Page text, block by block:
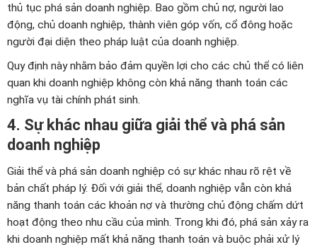
thủ tục phá sản doanh nghiệp. Bao gồm chủ nợ, người lao
động, chủ doanh nghiệp, thành viên góp vốn, cổ đông hoặc
người đại diện theo pháp luật của doanh nghiệp.
Quy định này nhằm bảo đảm quyền lợi cho các chủ thể có liên
quan khi doanh nghiệp không còn khả năng thanh toán các
nghĩa vụ tài chính phát sinh.
4. Sự khác nhau giữa giải thể và phá sản
doanh nghiệp
Giải thể và phá sản doanh nghiệp có sự khác nhau rõ rệt về
bản chất pháp lý. Đối với giải thể, doanh nghiệp vẫn còn khả
năng thanh toán các khoản nợ và thường chủ động chấm dứt
hoạt động theo nhu cầu của mình. Trong khi đó, phá sản xảy ra
khi doanh nghiệp mất khả năng thanh toán và buộc phải xử lý